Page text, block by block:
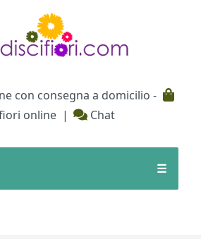
con consegna a domicilio -
online | Chat
☰